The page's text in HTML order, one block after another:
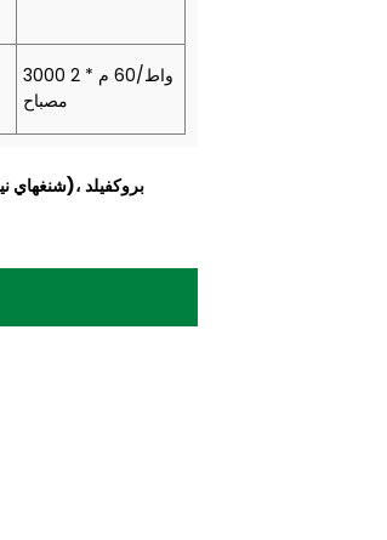
3000 واط/60 م * 2
مصباح